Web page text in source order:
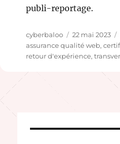
publi-reportage.
Auteur
cyberbaloo
Publié
le
22 mai 2023
assurance qualité web,
retour d'expérience,